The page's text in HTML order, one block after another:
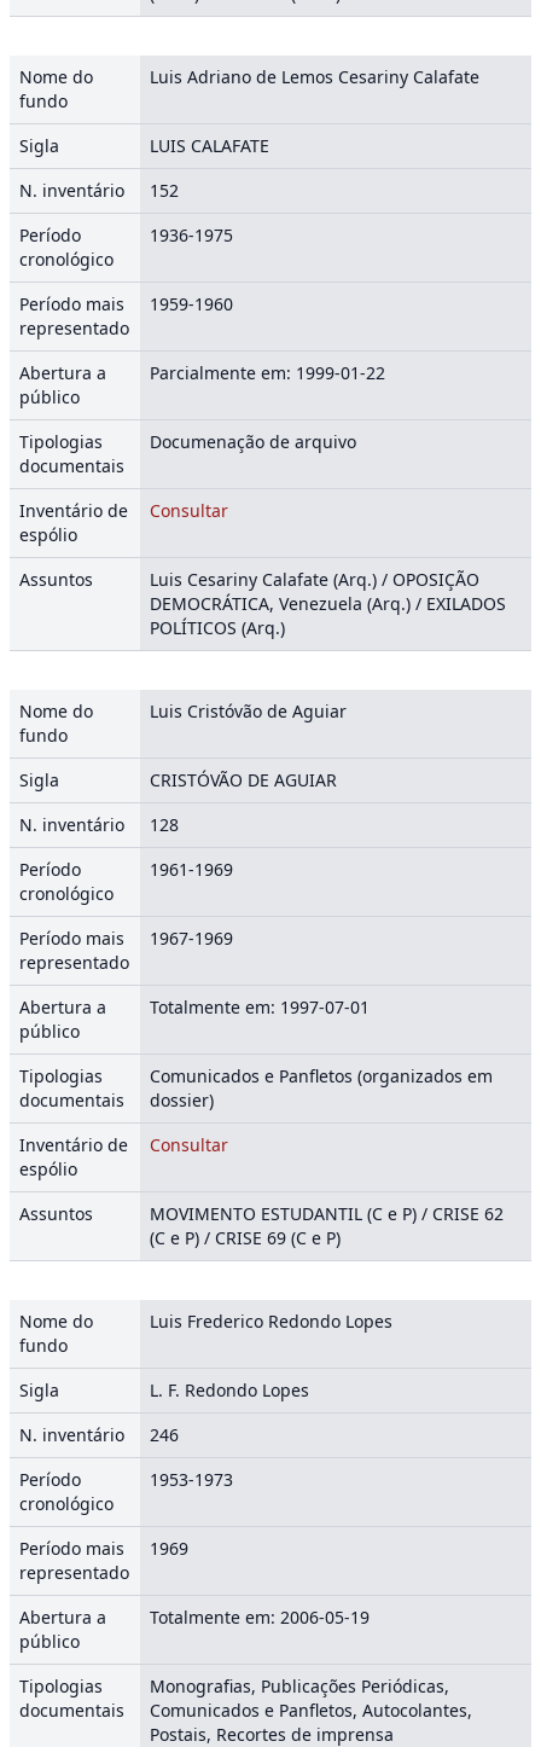
Nome do
fundo
Luis Adriano de Lemos Cesariny Calafate
Sigla
LUIS CALAFATE
N. inventário
152
Período
cronológico
1936-1975
Período mais
representado
1959-1960
Abertura a
público
Parcialmente em: 1999-01-22
Tipologias
documentais
Documenação de arquivo
Inventário de
espólio
Consultar
Assuntos
Luis Cesariny Calafate (Arq.) / OPOSIÇÃO
DEMOCRÁTICA, Venezuela (Arq.) / EXILADOS
POLÍTICOS (Arq.)
Nome do
fundo
Luis Cristóvão de Aguiar
Sigla
CRISTÓVÃO DE AGUIAR
N. inventário
128
Período
cronológico
1961-1969
Período mais
representado
1967-1969
Abertura a
público
Totalmente em: 1997-07-01
Tipologias
documentais
Comunicados e Panfletos (organizados em
dossier)
Inventário de
espólio
Consultar
Assuntos
MOVIMENTO ESTUDANTIL (C e P) / CRISE 62
(C e P) / CRISE 69 (C e P)
Nome do
fundo
Luis Frederico Redondo Lopes
Sigla
L. F. Redondo Lopes
N. inventário
246
Período
cronológico
1953-1973
Período mais
representado
1969
Abertura a
público
Totalmente em: 2006-05-19
Tipologias
documentais
Monografias, Publicações Periódicas,
Comunicados e Panfletos, Autocolantes,
Postais, Recortes de imprensa